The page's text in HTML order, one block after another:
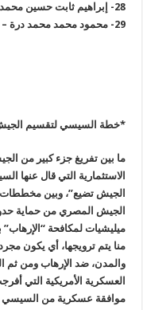
28-
إبراهيم ثابت حسين
29-
محمود محمد محمد درة
*خطة السيسي لتقسيم
ما بين تفريغ جزء كبير من
الاستثمارية التي قال
الجيش تضيع”، وبين
الجيش المصري من حماية
ميليشيات لمكافحة“
منا يتم ترويجها، أي يكون
والمدن، ضد الإرهاب ومن
موافقة عسكرية من